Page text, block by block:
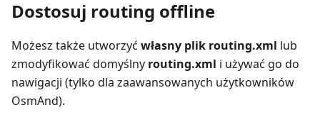
Dostosuj routing offline
Możesz także utworzyć własny plik routing.xml lub
zmodyfikować domyślny routing.xml i używać go do
nawigacji (tylko dla zaawansowanych użytkowników
OsmAnd).